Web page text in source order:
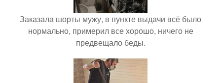
Заказала шорты мужу, в пункте выдачи всё было
нормально, примерил все хорошо, ничего не
предвещало беды.